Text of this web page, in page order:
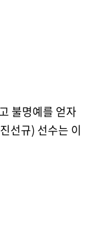
불명예를 얻자
선규) 선수는 이